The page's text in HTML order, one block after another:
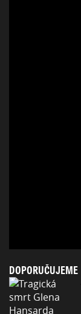
DOPORUČUJEME